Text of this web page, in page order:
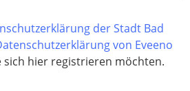
der Stadt Bad
von Eveeno
sich hier registrieren möchten.